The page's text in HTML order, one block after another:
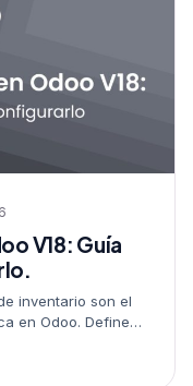
V18: Guía
inventario son el
en Odoo. Definen
va y…